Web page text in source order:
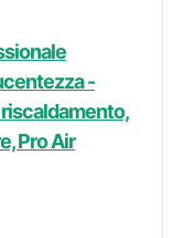
-
Pro Air